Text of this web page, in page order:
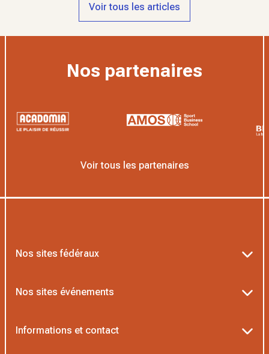
Voir tous les articles
Nos partenaires
Voir tous les partenaires
Nos sites fédéraux
Nos sites événements
Informations et contact